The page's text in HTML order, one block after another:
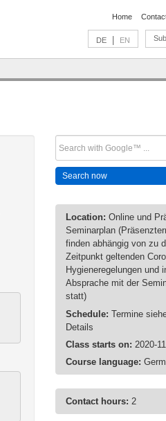
Home
DE EN
Location: Online und
Seminarplan
finden abhängig von zu
Zeitpunkt geltenden
Hygieneregelungen und
Absprache mit der
statt)
Schedule: Termine
Details
Class starts on: 2020-
Course language:
Contact hours: 2